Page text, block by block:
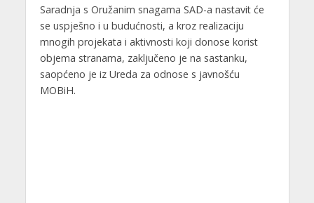
Saradnja s Oružanim snagama SAD-a nastavit će
se uspješno i u budućnosti, a kroz realizaciju
mnogih projekata i aktivnosti koji donose korist
objema stranama, zaključeno je na sastanku,
saopćeno je iz Ureda za odnose s javnošću
MOBiH.